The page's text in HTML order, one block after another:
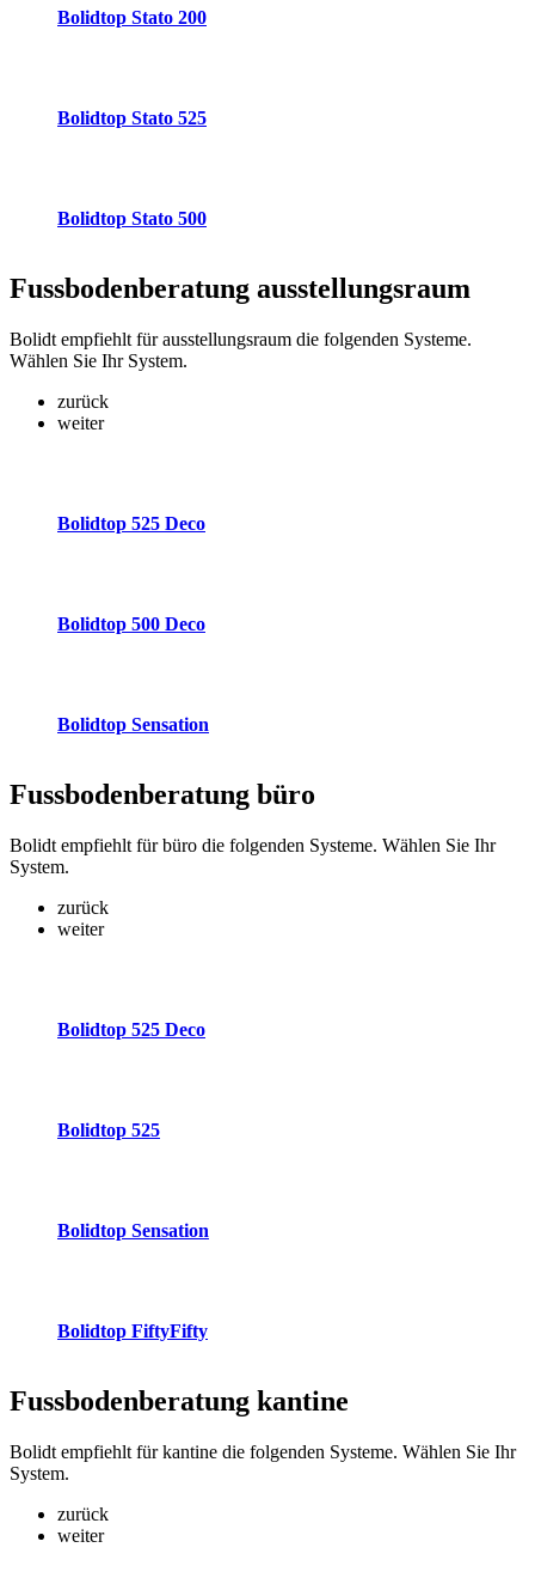
Bolidtop Stato 200
Bolidtop Stato 525
Bolidtop Stato 500
Fussbodenberatung ausstellungsraum
Bolidt empfiehlt für ausstellungsraum die folgenden Systeme.
Wählen Sie Ihr System.
zurück
weiter
Bolidtop 525 Deco
Bolidtop 500 Deco
Bolidtop Sensation
Fussbodenberatung büro
Bolidt empfiehlt für büro die folgenden Systeme. Wählen Sie Ihr
System.
zurück
weiter
Bolidtop 525 Deco
Bolidtop 525
Bolidtop Sensation
Bolidtop FiftyFifty
Fussbodenberatung kantine
Bolidt empfiehlt für kantine die folgenden Systeme. Wählen Sie Ihr
System.
zurück
weiter